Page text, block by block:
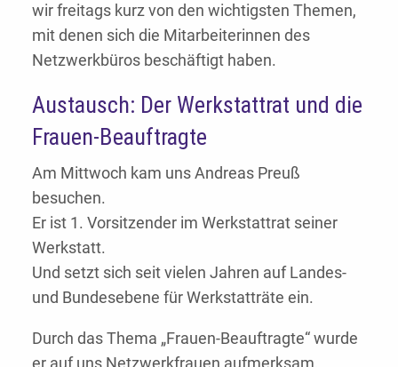
wir freitags kurz von den wichtigsten Themen,
mit denen sich die Mitarbeiterinnen des
Netzwerkbüros beschäftigt haben.
Austausch: Der Werkstattrat und die
Frauen-Beauftragte
Am Mittwoch kam uns Andreas Preuß
besuchen.
Er ist 1. Vorsitzender im Werkstattrat seiner
Werkstatt.
Und setzt sich seit vielen Jahren auf Landes-
und Bundesebene für Werkstatträte ein.
Durch das Thema „Frauen-Beauftragte“ wurde